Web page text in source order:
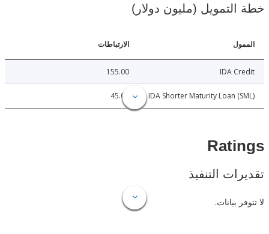
(مليون دولار)
الارتباطات
IDA
IDA Shorter Maturity Loan
45.00
التنفيذ
بيانات.